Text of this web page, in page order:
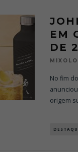
EM
DE
No fim
origem